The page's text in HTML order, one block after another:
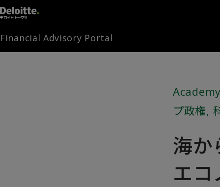
Financial Advisory Portal
プ政権,
海か
エコ